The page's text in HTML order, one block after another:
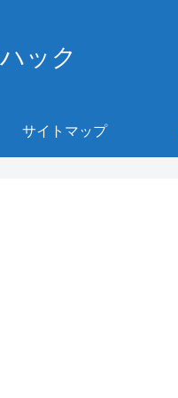
ック
サイトマップ